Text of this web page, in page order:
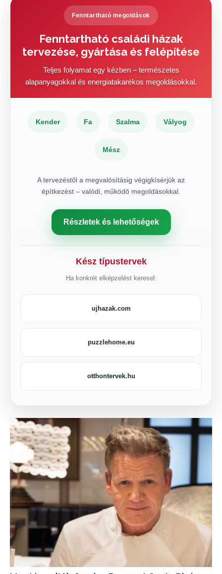
Fenntartható megoldások
Fenntartható családi házak
tervezése, gyártása és felépítése
Teljes folyamat egy kézben – természetes
alapanyagokkal és energiatakarékos megoldásokkal.
Kender Fa Szalma Vályog
Mész
A tervezéstől a megvalósításig végigkísérjük az
építkezést – valódi, működő megoldásokkal.
Részletek és lehetőségek
Kész típustervek
Ha konkrét elképzelést keresel:
ujhazak.com
puzzlehome.eu
otthontervek.hu